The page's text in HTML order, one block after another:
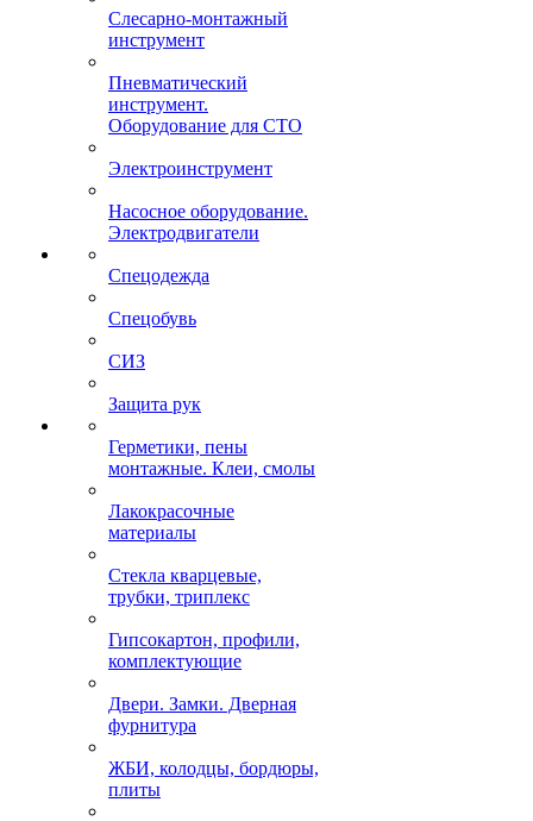
Слесарно-монтажный
инструмент
Пневматический
инструмент.
Оборудование для СТО
Электроинструмент
Насосное оборудование.
Электродвигатели
Спецодежда
Спецобувь
СИЗ
Защита рук
Герметики, пены
монтажные. Клеи, смолы
Лакокрасочные
материалы
Стекла кварцевые,
трубки, триплекс
Гипсокартон, профили,
комплектующие
Двери. Замки. Дверная
фурнитура
ЖБИ, колодцы, бордюры,
плиты